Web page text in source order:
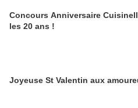
Concours Anniversaire
les 20 ans !
Joyeuse St Valentin aux